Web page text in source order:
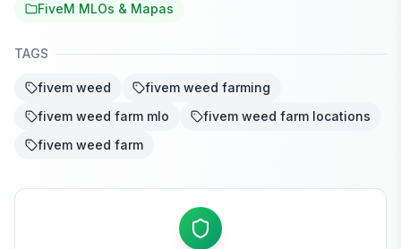
FiveM MLOs & Mapas
TAGS
fivem weed
fivem weed farming
fivem weed farm mlo
fivem weed farm locations
fivem weed farm